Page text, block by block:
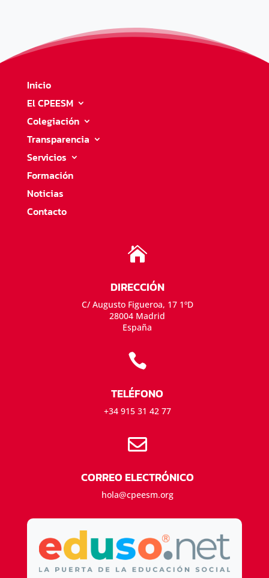
Inicio
El CPEESM
Colegiación
Transparencia
Servicios
Formación
Noticias
Contacto

DIRECCIÓN
C/ Augusto Figueroa, 17 1ºD
28004 Madrid
España

TELÉFONO
+34 915 31 42 77

CORREO ELECTRÓNICO
hola@cpeesm.org